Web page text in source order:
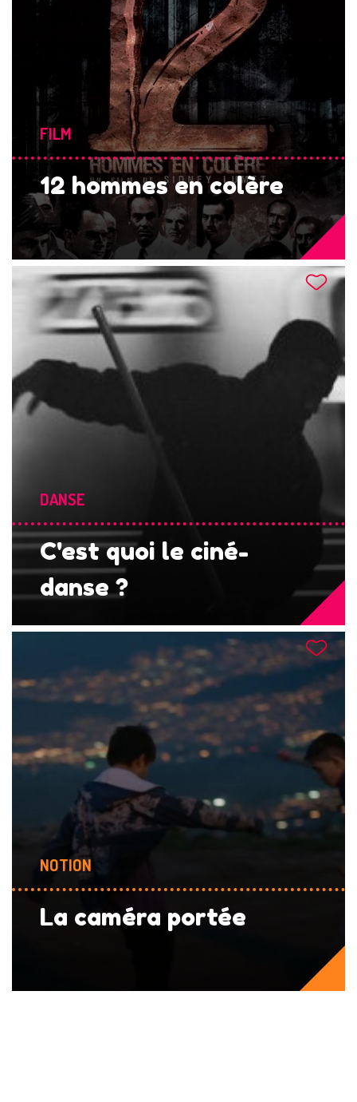
FILM
12 hommes en colère
DANSE
C'est quoi le ciné-
danse ?
NOTION
La caméra portée